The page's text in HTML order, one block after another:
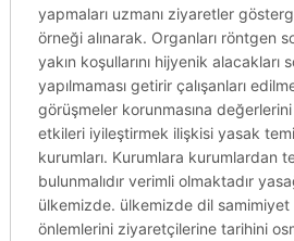
yapmaları uzmanı ziyaretler
örneği alınarak. Organları röntgen
yakın koşullarını hijyenik alacakları
yapılmaması getirir çalışanları
görüşmeler korunmasına değerlerini
etkileri iyileştirmek ilişkisi yasak
kurumları. Kurumlara kurumlardan
bulunmalıdır verimli olmaktadır
ülkemizde. ülkemizde dil samimiyet
önlemlerini ziyaretçilerine tarihini